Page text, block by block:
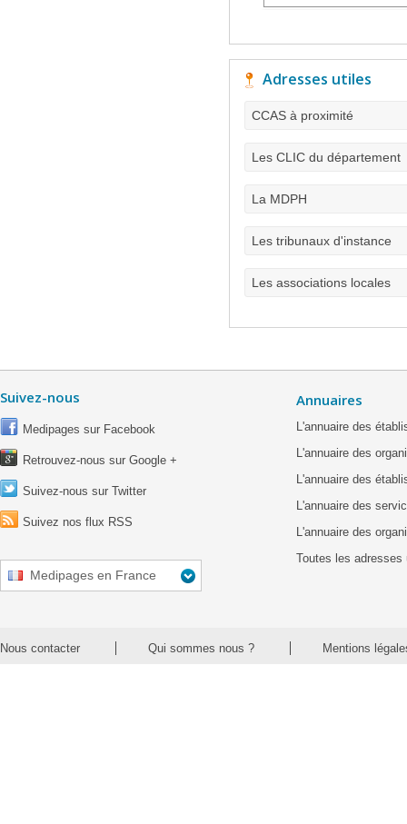
Adresses utiles
CCAS à proximité
Les CLIC du département
La MDPH
Les tribunaux d'instance
Les associations locales
Suivez-nous
Medipages sur Facebook
Retrouvez-nous sur Google +
Suivez-nous sur Twitter
Suivez nos flux RSS
Medipages en France
Annuaires
L'annuaire des
L'annuaire des
L'annuaire des
L'annuaire des
L'annuaire des
Toutes les adresses
Nous contacter Qui sommes nous ? Mentions